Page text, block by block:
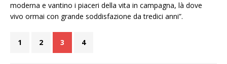
moderna e vantino i piaceri della vita in campagna, là dove
vivo ormai con grande soddisfazione da tredici anni”.
1 2 3 4